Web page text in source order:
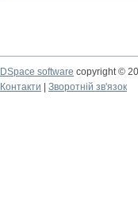
DSpace software copyright ©
Контакти
Зворотній зв'язок